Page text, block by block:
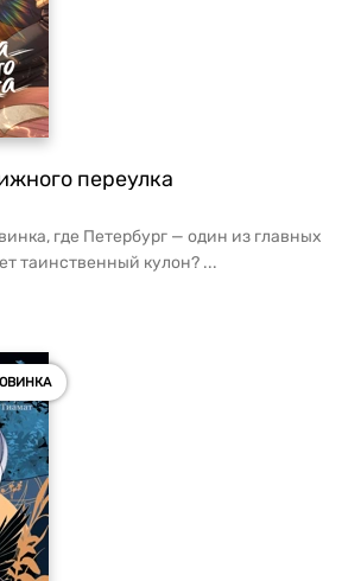
переулка
где Петербург — один из главных
таинственный кулон? ...